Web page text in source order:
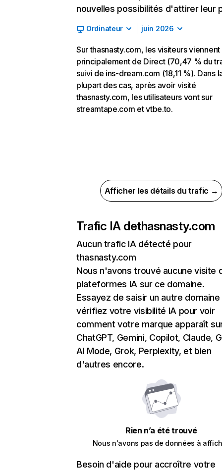
nouvelles possibilités d'attirer leur
Ordinateur juin 2026
Sur thasnasty.com, les visiteurs viennent
principalement de Direct (70,47 % du
suivi de ins-dream.com (18,11 %). Dans
plupart des cas, après avoir visité
thasnasty.com, les utilisateurs vont sur
streamtape.com et vtbe.to.
Afficher les détails du trafic →
Trafic IA dethasnasty.com
Aucun trafic IA détecté pour
thasnasty.com
Nous n'avons trouvé aucune visite
plateformes IA sur ce domaine.
Essayez de saisir un autre domaine
vérifiez votre visibilité IA pour voir
comment votre marque apparaît
ChatGPT, Gemini, Copilot, Claude,
AI Mode, Grok, Perplexity, et bien
d'autres encore.
Rien n’a été trouvé
Nous n'avons pas de données à
Besoin d'aide pour accroître votre